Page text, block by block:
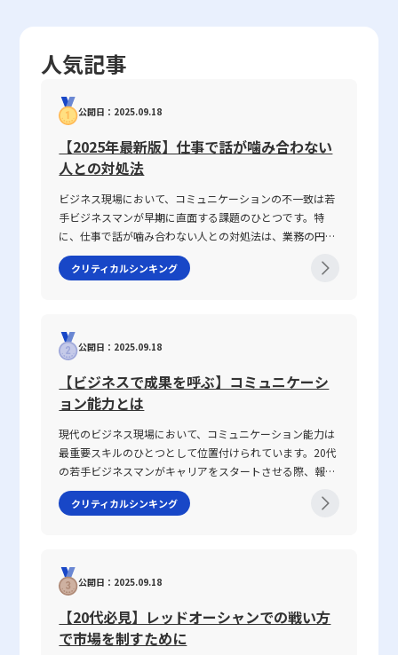
な要素であると結論付けられます。
排除してしまうと、偏った判断に陥り、かえって視野狭窄を招いて
周囲とのコミュニケーションやフィードバックを重視しながら、バ
ランスよく進めることが求められます。 まとめ 視野を広げること
は、現代ビジネスパーソンにとって不可欠なスキルであり、単なる
情報の量や知識の蓄積だけでなく、状況を多角的に検証し、柔軟に
判断できる能力を涵養するプロセスです。広い視野を持つ人は、好
奇心旺盛で多様な分野への関心を持ち、他人の意見を積極的に受け
入れることができるため、結果としてビジネスの現場においても有
利な状況を作り出すことが可能となります。一方で、視野を広げる
ためのトレーニングは、一呼吸置く習慣、複数の情報源からの情報
収集、新しい分野への果敢な挑戦、そしてクリティカルシンキング
長期的な視点が重要です。最終的に、視野の拡大は経営の波乱万丈
な状況においても冷静な判断を下し、組織全体の成長を促す原動力
となります。20代というキャリアの初期段階において、この基礎を
しっかりと築いておくことは、将来的に大きな差別化要因となるで
る取り組みを継続的に実施し、多角的な視点からの分析と判断能力
を高めることが、ビジネスシーンでの成功への近道であると言えま
す。以上の視点を踏まえ、今後のキャリア構築や企業経営における
意思決定プロセスに、ぜひ積極的に取り入れていただきたいと考え
ます。この取り組みが、日々の業務改善や新たな事業機会の発掘、
人気記事
公開日：2025.09.18
【2025年最新版】仕事で話が噛み合わない
人との対処法
ビジネス現場において、コミュニケーションの不一致は若
手ビジネスマンが早期に直面する課題のひとつです。特
に、仕事で話が噛み合わない人との対処法は、業務の円滑
な遂行や信頼関係の構築に直結する重要なテーマです。
2025年の現代において、情報の多様化や働き方の変化が進
では、なぜ「話が噛み合わない状態」が生じるのか、その
原因と背景を整理するとともに、仕事で話が噛み合わない
マンが抱えるコミュニケーションギャップについて、論理
的思考を交えて解説し、実務で役立つヒントを提供しま
「話がかみ合わない状態」とは、意図や目的の認識のズ
レ、情報の伝達不足、さらには前提条件の違いにより、相
手と効果的なコミュニケーションが図れない状況を指しま
す。多くの場合、このような現象は一方的な問題ではな
く、双方の認識の不一致や話の抽象度が高すぎることから
わらないことが挙げられます。前提条件や目的が共有され
ていない場合、会話は容易に脱線し、誤解を生む原因とな
ります。さらに、個々の話し方の好みや知識量の違い、さ
らには一方の思考が整理されずに抽象的な言葉で表現され
る場合、双方の話の噛み合わなさは一層深刻になります。
クリティカルシンキング
公開日：2025.09.18
【ビジネスで成果を呼ぶ】コミュニケーシ
ョン能力とは
現代のビジネス現場において、コミュニケーション能力は
最重要スキルのひとつとして位置付けられています。20代
の若手ビジネスマンがキャリアをスタートさせる際、報
告・連絡・相談はもちろん、上司・部下、部署間、さらに
は対外の取引先との関係構築にもおいて、この能力は不可
構成要素、日々の実践方法、注意すべきポイントまで、専
門性の高い視点で徹底解説します。また、ICTツールが急
在する現代において、コミュニケーション能力がどのよう
に成果に結び付くのか、その背景と実践的な鍛え方につい
クリティカルシンキング
公開日：2025.09.18
【20代必見】レッドオーシャンでの戦い方
で市場を制すために